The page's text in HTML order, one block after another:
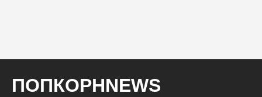
ПОПКОРНNEWS